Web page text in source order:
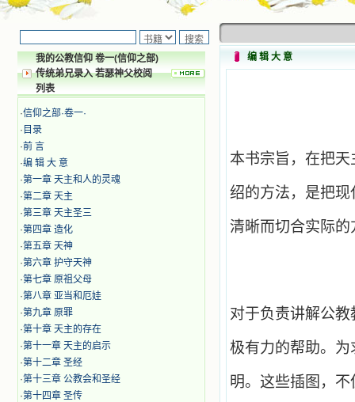
我的公教信仰 卷一(信仰之部)
传统弟兄录入 若瑟神父校阅
列表
·信仰之部·卷一·
· 目录
·前 言
·编 辑 大 意
·第一章 天主和人的灵魂
·第二章 天主
·第三章 天主圣三
·第四章 造化
·第五章 天神
·​第六章 护守天神
·第七章 原祖父母
·​第八章 亚当和厄娃
·第九章 原罪
·第十章 天主的存在
·第十一章 天主的启示
·第十二章 圣经
·第十三章 公教会和圣经
·第十四章 圣传
编 辑 大 意
本书宗旨，在把
绍的方法，是把
清晰而切合实际
对于负责讲解公
极有力的帮助。
明。这些插图，